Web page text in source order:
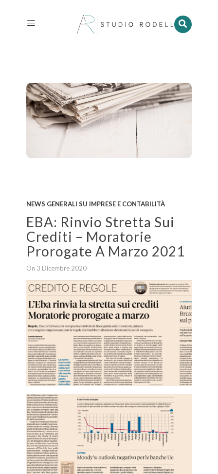
NEWS GENERALI SU IMPRESE E CONTABILITÀ
EBA: Rinvio Stretta Sui
Crediti – Moratorie
Prorogate A Marzo 2021
On 3 Dicembre 2020